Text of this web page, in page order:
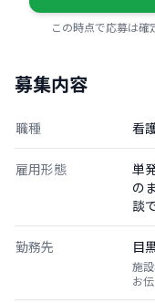
この時点で応募は
募集内容
職種 看
雇用形態
単
の
談
勤務先 目
施
お